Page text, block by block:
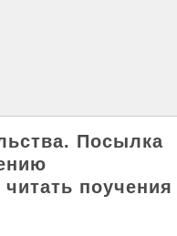
Посылка
поучения